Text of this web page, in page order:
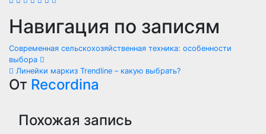
Навигация по записям
Современная сельскохозяйственная техника: особенности
выбора
Линейки маркиз Trendline – какую выбрать?
От Recordina
Похожая запись